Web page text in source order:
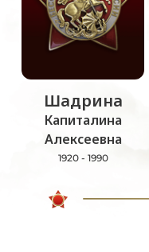
Шадрина
Капиталина
Алексеевна
1920 - 1990